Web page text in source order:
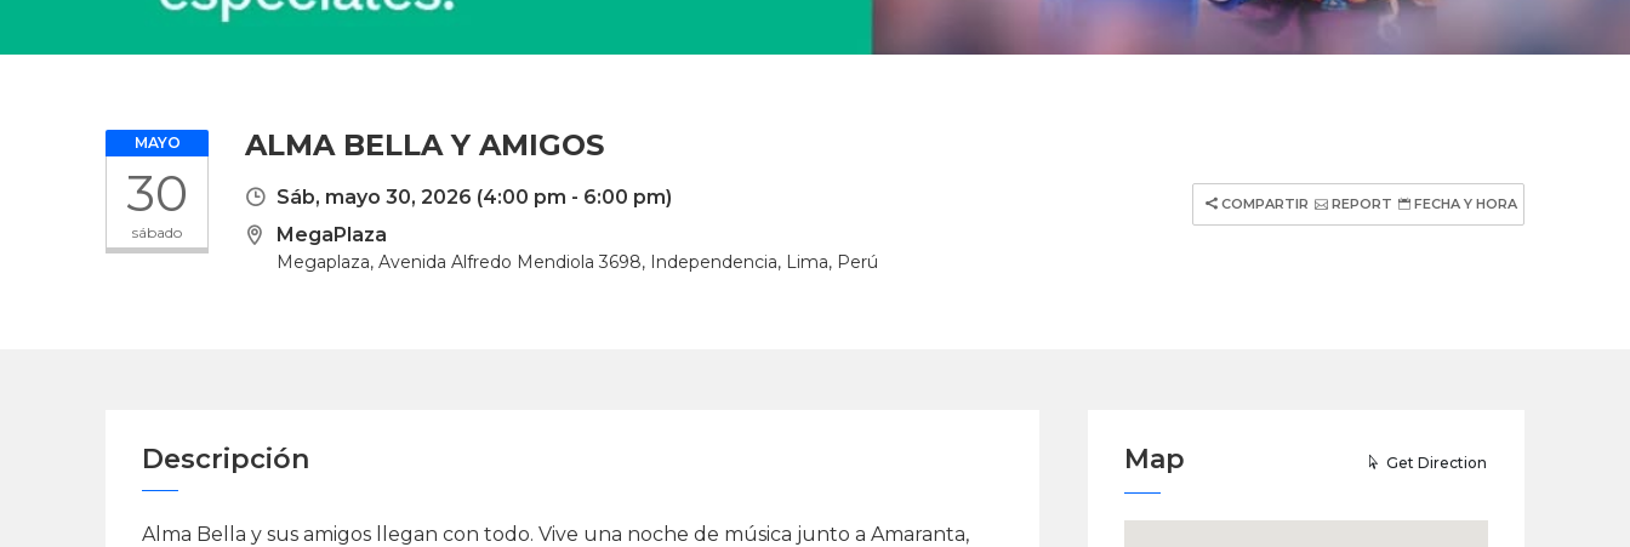
MAYO
30
sábado
ALMA BELLA Y AMIGOS
Sáb, mayo 30, 2026 (4:00 pm - 6:00 pm)
MegaPlaza
Megaplaza, Avenida Alfredo Mendiola 3698, Independencia, Lima, Perú
COMPARTIR REPORT FECHA Y HORA
Descripción
Alma Bella y sus amigos llegan con todo. Vive una noche de música junto a Amaranta,
Map Get Direction